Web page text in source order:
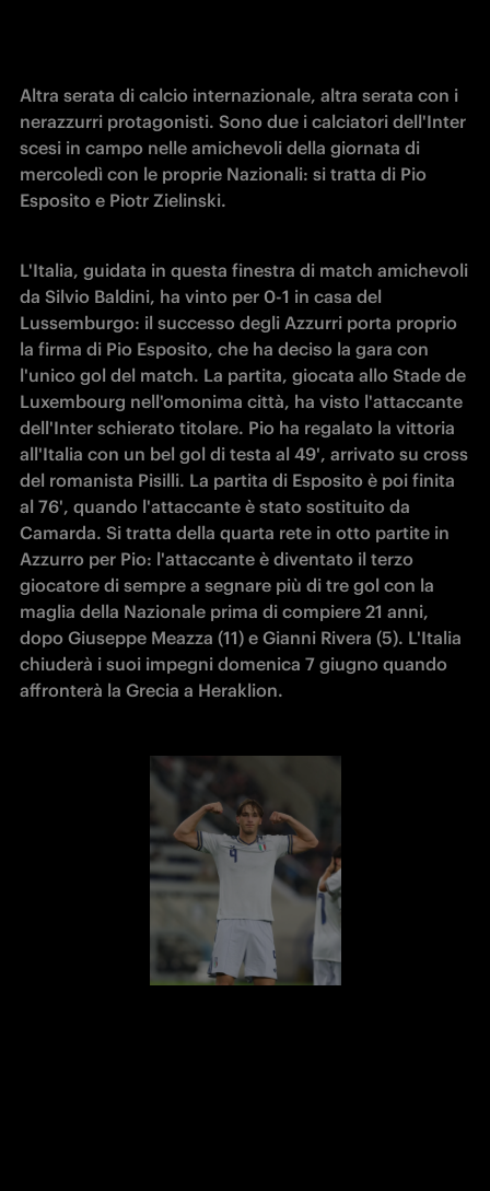
Altra serata di calcio internazionale, altra serata con i
nerazzurri protagonisti. Sono due i calciatori dell'Inter
scesi in campo nelle amichevoli della giornata di
mercoledì con le proprie Nazionali: si tratta di Pio
Esposito e Piotr Zielinski.
L'Italia, guidata in questa finestra di match amichevoli
da Silvio Baldini, ha vinto per 0-1 in casa del
Lussemburgo: il successo degli Azzurri porta proprio
la firma di Pio Esposito, che ha deciso la gara con
l'unico gol del match. La partita, giocata allo Stade de
Luxembourg nell'omonima città, ha visto l'attaccante
dell'Inter schierato titolare. Pio ha regalato la vittoria
all'Italia con un bel gol di testa al 49', arrivato su cross
del romanista Pisilli. La partita di Esposito è poi finita
al 76', quando l'attaccante è stato sostituito da
Camarda. Si tratta della quarta rete in otto partite in
Azzurro per Pio: l'attaccante è diventato il terzo
giocatore di sempre a segnare più di tre gol con la
maglia della Nazionale prima di compiere 21 anni,
dopo Giuseppe Meazza (11) e Gianni Rivera (5). L'Italia
chiuderà i suoi impegni domenica 7 giugno quando
affronterà la Grecia a Heraklion.